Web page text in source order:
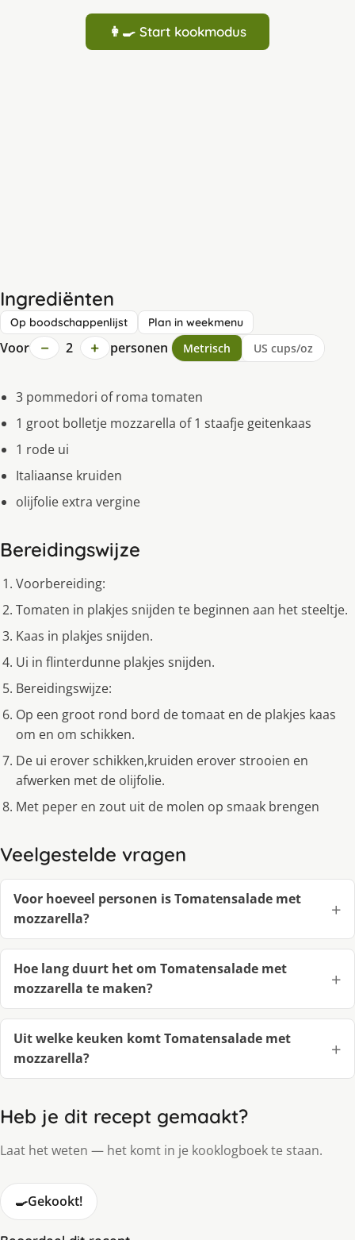
👩‍🍳 Start kookmodus
Ingrediënten
Op boodschappenlijst Plan in weekmenu
Voor − 2 + personen Metrisch US cups/oz
3 pommedori of roma tomaten
1 groot bolletje mozzarella of 1 staafje geitenkaas
1 rode ui
Italiaanse kruiden
olijfolie extra vergine
Bereidingswijze
Voorbereiding:
Tomaten in plakjes snijden te beginnen aan het steeltje.
Kaas in plakjes snijden.
Ui in flinterdunne plakjes snijden.
Bereidingswijze:
Op een groot rond bord de tomaat en de plakjes kaas
om en om schikken.
De ui erover schikken,kruiden erover strooien en
afwerken met de olijfolie.
Met peper en zout uit de molen op smaak brengen
Veelgestelde vragen
Voor hoeveel personen is Tomatensalade met
mozzarella?
Hoe lang duurt het om Tomatensalade met
mozzarella te maken?
Uit welke keuken komt Tomatensalade met
mozzarella?
Heb je dit recept gemaakt?
Laat het weten — het komt in je kooklogboek te staan.
🍳Gekookt!